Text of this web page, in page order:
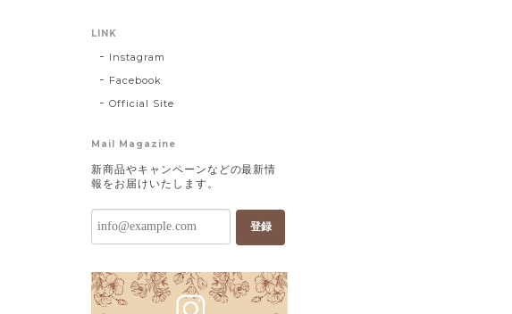
LINK
Instagram
Facebook
Official Site
Mail Magazine
新商品やキャンペーンなどの最新情
報をお届けいたします。
登録